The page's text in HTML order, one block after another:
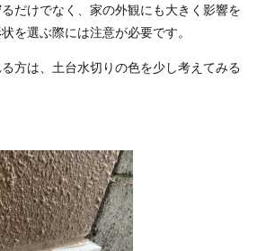
だけでなく、家の外観にも大きく影響を
を選ぶ際には注意が必要です。
方は、土台水切りの色を少し考えてみる